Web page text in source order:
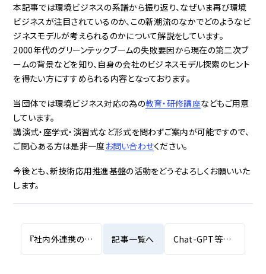
本記事では環境ビジネスの系譜から振り返り、なぜいま再び環境
ビジネスが注目されているのか、この新潮流のなかでどのようなビ
ジネスモデルが考えられるのかについて解説をしています。
2000年代のグリーンテックブームの失敗要因から現在の第二次ブ
ームの背景などを知り、自身の会社のビジネスモデル探索のヒント
を得たい方にすすめられる内容となっております。
当団体では環境ビジネス対応の為の教育・研修講座などもご用意
しています。
講演式・座学式・演習式など形式を問わずご案内が可能ですので、
ご関心ある方は是非一度お問い合わせください。
今後とも、新技術応用推進基盤の活動をどうぞよろしくお願いいた
します。
『社内外連携の課題を考える ～イノベーティブな連携はなぜうまくいかないのか～』ウェビナーの開催について 記事一覧へ Chat-GPT等に関する当団体理事への取材記事について